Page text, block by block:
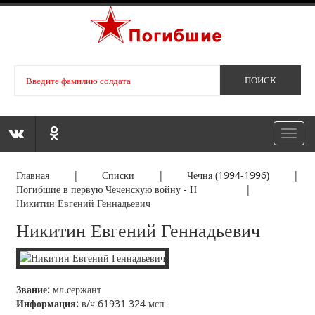
Главная |Списки |Чечня (1994-1996) |
Погибшие в первую Чеченскую войну - Н |
Никитин Евгений Геннадьевич
Никитин Евгений Геннадьевич
Звание: мл.сержант
Информация: в/ч 61931 324 мсп